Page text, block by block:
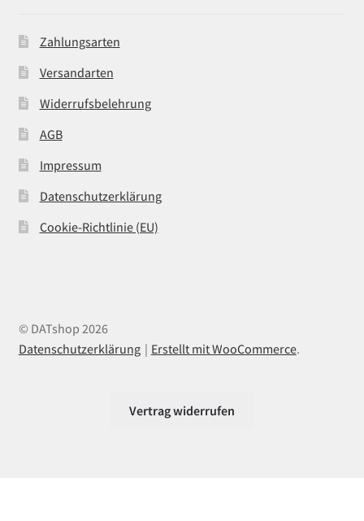
Zahlungsarten
Versandarten
Widerrufsbelehrung
AGB
Impressum
Datenschutzerklärung
Cookie-Richtlinie (EU)
© DATshop 2026
Datenschutzerklärung
Erstellt mit WooCommerce.
Vertrag widerrufen